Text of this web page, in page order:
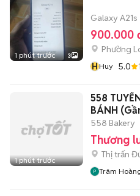
1 phút trước 3
Galaxy A21s
900.000
Phường
HHuy 5.0
1 phút trước
558
BÁNH
558 Bakery
Thương
Thị trấn
Trâm